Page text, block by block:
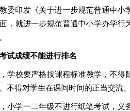
委印发《关于进一步规范普通中
，就进一步规范普通中小学办学
试成绩不能进行排名
，学校要严格按课程标准教学，不
不得对学生在课间时间的正当交流
小学一二年级不进行纸笔考试，